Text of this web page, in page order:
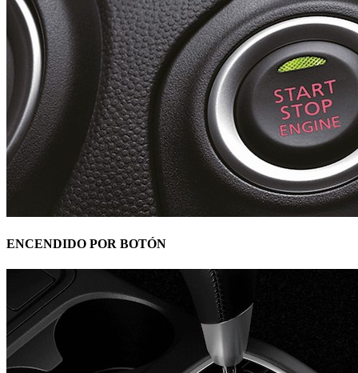
ENCENDIDO POR BOTÓN